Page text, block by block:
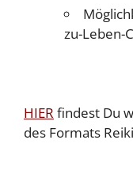
zu-Leben-
HIER findest Du
des Formats